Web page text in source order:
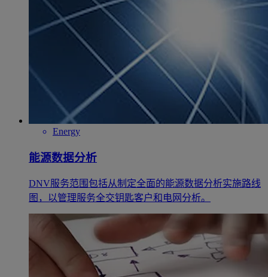
Energy
能源数据分析
DNV服务范围包括从制定全面的能源数据分析实施路线
图，以管理服务全交钥匙客户和电网分析。